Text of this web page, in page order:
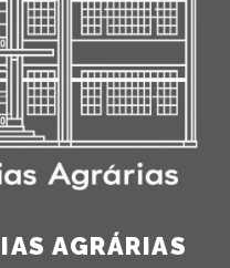
AGRÁRIAS